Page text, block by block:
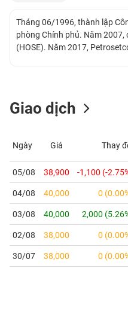
Tháng 06/1996, thành lập
phòng Chính phủ. Năm
(HOSE). Năm 2017,
Giao dịch
Ngày Giá Thay
05/08 38,900 -1,100 (-
04/08 40,000 0
03/08 40,000 2,000
02/08 38,000 0
30/07 38,000 0
GIỚI
CÁ
NHÂN
PHÂN
TÍCH
VIETSTOCKFINANCE